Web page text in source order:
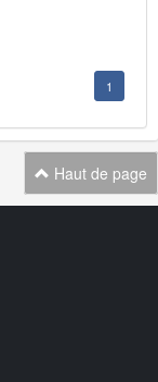
1
Haut de page